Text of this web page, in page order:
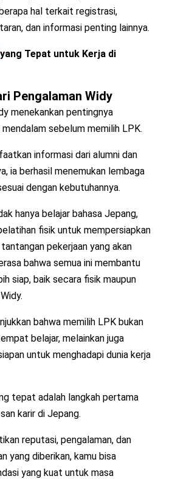
hal terkait registrasi,
dan informasi penting lainnya.
Tepat untuk Kerja di
Pengalaman Widy
menekankan pentingnya
sebelum memilih LPK.
informasi dari alumni dan
ia berhasil menemukan lembaga
dengan kebutuhannya.
hanya belajar bahasa Jepang,
fisik untuk mempersiapkan
pekerjaan yang akan
bahwa semua ini membantu
siap, baik secara fisik maupun
bahwa memilih LPK bukan
belajar, melainkan juga
untuk menghadapi dunia kerja
tepat adalah langkah pertama
karir di Jepang.
reputasi, pengalaman, dan
yang diberikan, kamu bisa
yang kuat untuk masa